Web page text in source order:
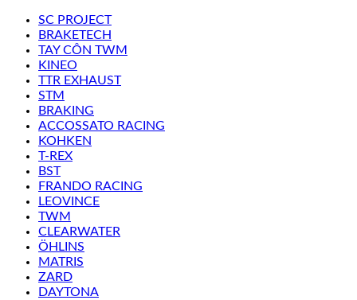
SC PROJECT
BRAKETECH
TAY CÔN TWM
KINEO
TTR EXHAUST
STM
BRAKING
ACCOSSATO RACING
KOHKEN
T-REX
BST
FRANDO RACING
LEOVINCE
TWM
CLEARWATER
ÖHLINS
MATRIS
ZARD
DAYTONA